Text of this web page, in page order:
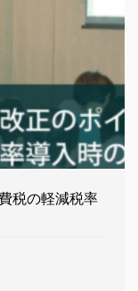
税の軽減税率